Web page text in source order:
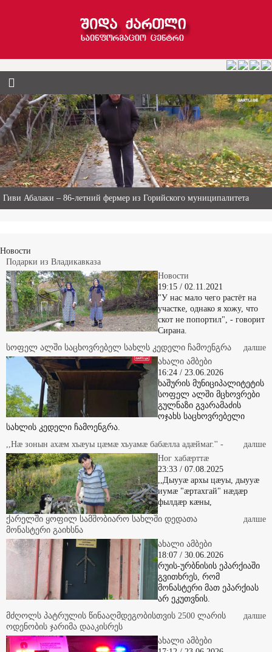
Гиви Абалаки – 86-летний фермер из Горийского муниципалитета
Новости
Подарки из Владикавказа
Новости
19:15 / 02.11.2021
"У нас мало чего растёт на
участке, однако я хожу, что
скот не попортил", - говорит
Сирана.
далше
სოფელ ალში საცხოვრებელ სახლს კედელი ჩამოენგრა
ახალი ამბები
16:24 / 23.06.2026
ხაშურის მუნიციპალიტეტის
სოფელ ალში მცხოვრები
გულნაზი გვარამაძის
ოჯახს საცხოვრებელი
სახლის კედელი ჩამოენგრა.
далше
,,Нæ зонын ахæм хъæуы цæмæ хъуамæ бабæлла адæймаг.'' -
Ног хабæрттæ
23:33 / 07.08.2025
,,Дыууæ архы цæуы, дыууæ
иумæ "æртахгай" нæдæр
фылдæр кæны,
далше
ქარელში ყოფილ სამშობიარო სახლში დედათა
მონასტერი გაიხსნა
ახალი ამბები
18:07 / 30.06.2026
რუის-ურბნისის ეპარქიაში
გვითხრეს, რომ
მონასტერი მათ ეპარქიას
არ ეკუთვნის.
далше
მძღოლს პატრულის წინააღმდეგობისთვის 2500 ლარის
ოდენობის ჯარიმა დააკისრეს
ახალი ამბები